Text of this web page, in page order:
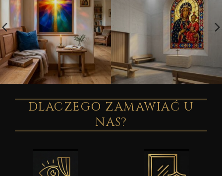
DLACZEGO ZAMAWIAĆ U
NAS?